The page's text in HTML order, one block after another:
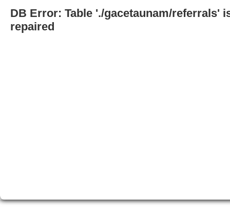
DB Error: Table './gacetaunam/referrals'
repaired